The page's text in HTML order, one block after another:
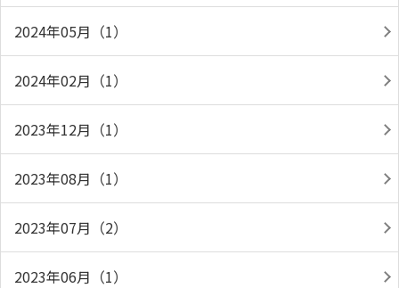
2024年05月（1）
2024年02月（1）
2023年12月（1）
2023年08月（1）
2023年07月（2）
2023年06月（1）